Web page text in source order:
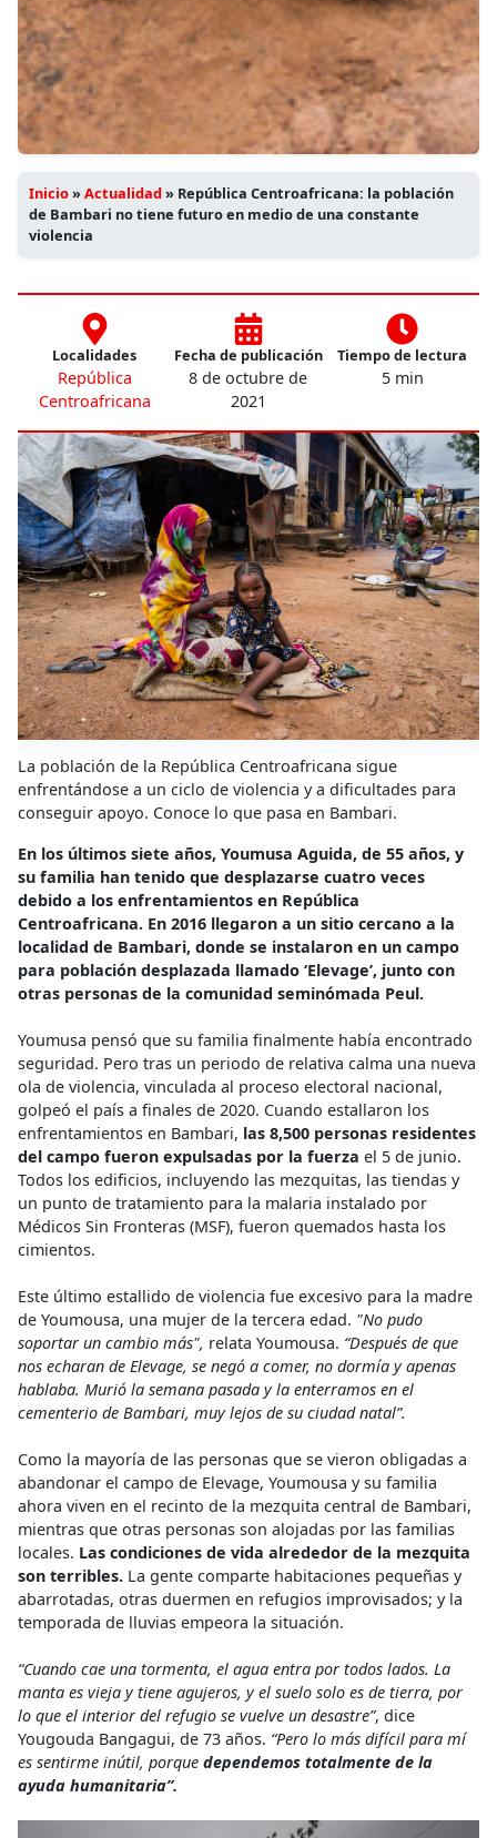
Inicio»Actualidad» República Centroafricana: la población
de Bambari no tiene futuro en medio de una constante
violencia
Localidades
República
Centroafricana
Fecha de publicación
8 de octubre de
2021
Tiempo de lectura
5 min
La población de la República Centroafricana sigue
enfrentándose a un ciclo de violencia y a dificultades para
conseguir apoyo. Conoce lo que pasa en Bambari.
En los últimos siete años, Youmusa Aguida, de 55 años, y
su familia han tenido que desplazarse cuatro veces
debido a los enfrentamientos en República
Centroafricana. En 2016 llegaron a un sitio cercano a la
localidad de Bambari, donde se instalaron en un campo
para población desplazada llamado ‘Elevage’, junto con
otras personas de la comunidad seminómada Peul.
Youmusa pensó que su familia finalmente había encontrado
seguridad. Pero tras un periodo de relativa calma una nueva
ola de violencia, vinculada al proceso electoral nacional,
golpeó el país a finales de 2020. Cuando estallaron los
enfrentamientos en Bambari, las 8,500 personas residentes
del campo fueron expulsadas por la fuerza el 5 de junio.
Todos los edificios, incluyendo las mezquitas, las tiendas y
un punto de tratamiento para la malaria instalado por
Médicos Sin Fronteras (MSF), fueron quemados hasta los
cimientos.
Este último estallido de violencia fue excesivo para la madre
de Youmousa, una mujer de la tercera edad. "No pudo
soportar un cambio más", relata Youmousa. “Después de que
nos echaran de Elevage, se negó a comer, no dormía y apenas
hablaba. Murió la semana pasada y la enterramos en el
cementerio de Bambari, muy lejos de su ciudad natal”.
Como la mayoría de las personas que se vieron obligadas a
abandonar el campo de Elevage, Youmousa y su familia
ahora viven en el recinto de la mezquita central de Bambari,
mientras que otras personas son alojadas por las familias
locales. Las condiciones de vida alrededor de la mezquita
son terribles. La gente comparte habitaciones pequeñas y
abarrotadas, otras duermen en refugios improvisados; y la
temporada de lluvias empeora la situación.
“Cuando cae una tormenta, el agua entra por todos lados. La
manta es vieja y tiene agujeros, y el suelo solo es de tierra, por
lo que el interior del refugio se vuelve un desastre”, dice
Yougouda Bangagui, de 73 años. “Pero lo más difícil para mí
es sentirme inútil, porque dependemos totalmente de la
ayuda humanitaria”.